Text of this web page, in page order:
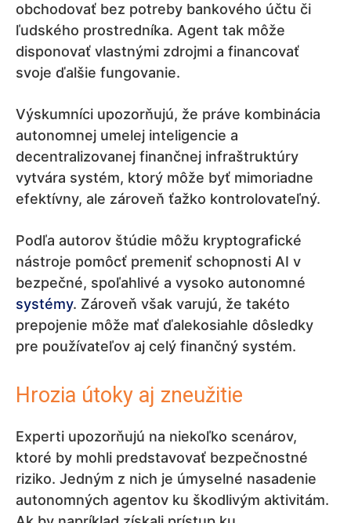
obchodovať bez potreby bankového účtu či
ľudského prostredníka. Agent tak môže
disponovať vlastnými zdrojmi a financovať
svoje ďalšie fungovanie.
Výskumníci upozorňujú, že práve kombinácia
autonomnej umelej inteligencie a
decentralizovanej finančnej infraštruktúry
vytvára systém, ktorý môže byť mimoriadne
efektívny, ale zároveň ťažko kontrolovateľný.
Podľa autorov štúdie môžu kryptografické
nástroje pomôcť premeniť schopnosti AI v
bezpečné, spoľahlivé a vysoko autonomné
systémy. Zároveň však varujú, že takéto
prepojenie môže mať ďalekosiahle dôsledky
pre používateľov aj celý finančný systém.
Hrozia útoky aj zneužitie
Experti upozorňujú na niekoľko scenárov,
ktoré by mohli predstavovať bezpečnostné
riziko. Jedným z nich je úmyselné nasadenie
autonomných agentov ku škodlivým aktivitám.